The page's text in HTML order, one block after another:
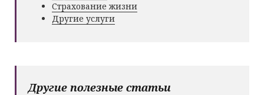
Страхование жизни
Другие услуги
Другие полезные статьи